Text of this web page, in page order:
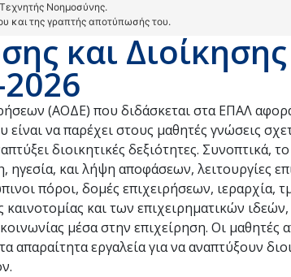
Τεχνητής Νοημοσύνης.
και της γραπτής αποτύπωσής του.
και Διοίκησης
(ΑΟΔΕ) που διδάσκεται στα ΕΠΑΛ
να παρέχει στους μαθητές γνώσεις
διοικητικές δεξιότητες. Συνοπτικά,
και λήψη αποφάσεων, λειτουργίες
πόροι, δομές επιχειρήσεων, ιεραρχία,
και των επιχειρηματικών ιδεών,
μέσα στην επιχείρηση. Οι μαθητές
απαραίτητα εργαλεία για να αναπτύξουν